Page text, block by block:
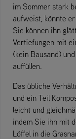
im Sommer stark
aufweist, könnte
Sie können ihn
Vertiefungen mit
(kein Bausand)
auffüllen.
Das übliche
und ein Teil
leicht und
indem Sie ihn mit
Löffel in die